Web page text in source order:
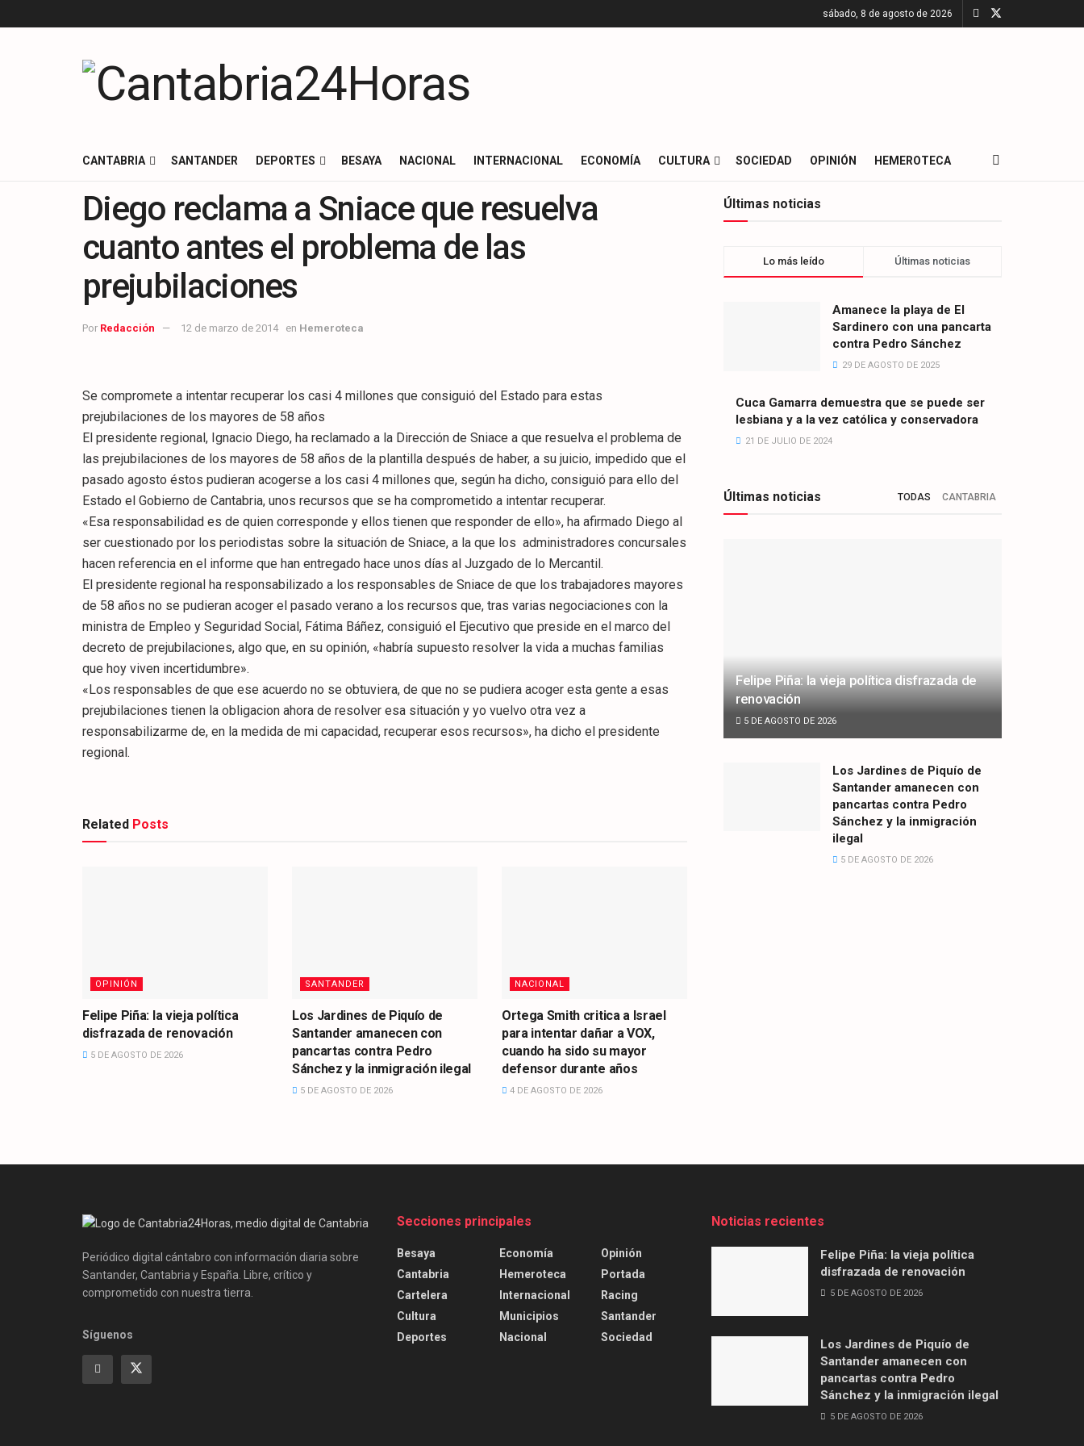
sábado, 8 de agosto de 2026
CANTABRIA SANTANDER DEPORTES BESAYA NACIONAL INTERNACIONAL ECONOMÍA CULTURA SOCIEDAD OPINIÓN HEMEROTECA
Diego reclama a Sniace que resuelva
cuanto antes el problema de las
prejubilaciones
Por Redacción 12 de marzo de 2014 en Hemeroteca
Se compromete a intentar recuperar los casi 4 millones que consiguió del Estado para estas
prejubilaciones de los mayores de 58 años
El presidente regional, Ignacio Diego, ha reclamado a la Dirección de Sniace a que resuelva el problema de
las prejubilaciones de los mayores de 58 años de la plantilla después de haber, a su juicio, impedido que el
pasado agosto éstos pudieran acogerse a los casi 4 millones que, según ha dicho, consiguió para ello del
Estado el Gobierno de Cantabria, unos recursos que se ha comprometido a intentar recuperar.
«Esa responsabilidad es de quien corresponde y ellos tienen que responder de ello», ha afirmado Diego al
ser cuestionado por los periodistas sobre la situación de Sniace, a la que los administradores concursales
hacen referencia en el informe que han entregado hace unos días al Juzgado de lo Mercantil.
El presidente regional ha responsabilizado a los responsables de Sniace de que los trabajadores mayores
de 58 años no se pudieran acoger el pasado verano a los recursos que, tras varias negociaciones con la
ministra de Empleo y Seguridad Social, Fátima Báñez, consiguió el Ejecutivo que preside en el marco del
decreto de prejubilaciones, algo que, en su opinión, «habría supuesto resolver la vida a muchas familias
que hoy viven incertidumbre».
«Los responsables de que ese acuerdo no se obtuviera, de que no se pudiera acoger esta gente a esas
prejubilaciones tienen la obligacion ahora de resolver esa situación y yo vuelvo otra vez a
responsabilizarme de, en la medida de mi capacidad, recuperar esos recursos», ha dicho el presidente
regional.
Related Posts
OPINIÓN
Felipe Piña: la vieja política
disfrazada de renovación
5 DE AGOSTO DE 2026
SANTANDER
Los Jardines de Piquío de
Santander amanecen con
pancartas contra Pedro
Sánchez y la inmigración ilegal
5 DE AGOSTO DE 2026
NACIONAL
Ortega Smith critica a Israel
para intentar dañar a VOX,
cuando ha sido su mayor
defensor durante años
4 DE AGOSTO DE 2026
Últimas noticias
Lo más leído Últimas noticias
Amanece la playa de El
Sardinero con una pancarta
contra Pedro Sánchez
29 DE AGOSTO DE 2025
Cuca Gamarra demuestra que se puede ser
lesbiana y a la vez católica y conservadora
21 DE JULIO DE 2024
Últimas noticias TODAS CANTABRIA
Felipe Piña: la vieja política disfrazada de
renovación
5 DE AGOSTO DE 2026
Los Jardines de Piquío de
Santander amanecen con
pancartas contra Pedro
Sánchez y la inmigración
ilegal
5 DE AGOSTO DE 2026
Periódico digital cántabro con información diaria sobre
Santander, Cantabria y España. Libre, crítico y
comprometido con nuestra tierra.
Síguenos
Secciones principales
Besaya
Cantabria
Cartelera
Cultura
Deportes
Economía
Hemeroteca
Internacional
Municipios
Nacional
Opinión
Portada
Racing
Santander
Sociedad
Noticias recientes
Felipe Piña: la vieja política
disfrazada de renovación
5 DE AGOSTO DE 2026
Los Jardines de Piquío de
Santander amanecen con
pancartas contra Pedro
Sánchez y la inmigración ilegal
5 DE AGOSTO DE 2026